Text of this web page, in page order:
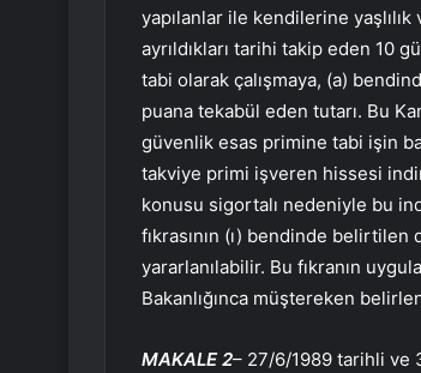
yapılanlar ile kendilerine
ayrıldıkları tarihi takip eden 10
tabi olarak çalışmaya, (a)
puana tekabül eden tutarı. Bu
güvenlik esas primine tabi işin
takviye primi işveren hissesi
konusu sigortalı nedeniyle bu
fıkrasının (ı) bendinde
yararlanılabilir. Bu fıkranın
Bakanlığınca müştereken
MAKALE 2– 27/6/1989 tarihli ve